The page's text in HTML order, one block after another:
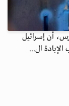
أن إسرائيل
ال...